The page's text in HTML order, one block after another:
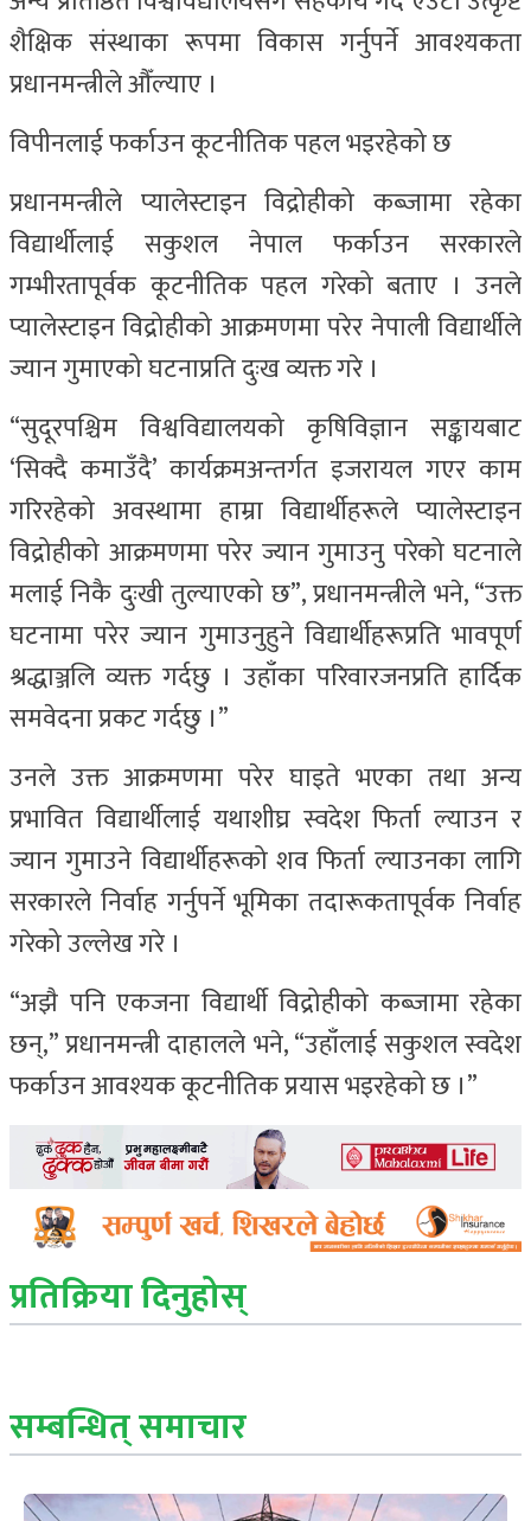
शैक्षिक संस्थाका रूपमा विकास गर्नुपर्ने आवश्यकता
प्रधानमन्त्रीले औँल्याए ।
विपीनलाई फर्काउन कूटनीतिक पहल भइरहेको छ
प्रधानमन्त्रीले प्यालेस्टाइन विद्रोहीको कब्जामा रहेका
विद्यार्थीलाई सकुशल नेपाल फर्काउन सरकारले
गम्भीरतापूर्वक कूटनीतिक पहल गरेको बताए । उनले
प्यालेस्टाइन विद्रोहीको आक्रमणमा परेर नेपाली विद्यार्थीले
ज्यान गुमाएको घटनाप्रति दुःख व्यक्त गरे ।
“सुदूरपश्चिम विश्वविद्यालयको कृषिविज्ञान सङ्कायबाट
‘सिक्दै कमाउँदै’ कार्यक्रमअन्तर्गत इजरायल गएर काम
गरिरहेको अवस्थामा हाम्रा विद्यार्थीहरूले प्यालेस्टाइन
विद्रोहीको आक्रमणमा परेर ज्यान गुमाउनु परेको घटनाले
मलाई निकै दुःखी तुल्याएको छ”, प्रधानमन्त्रीले भने, “उक्त
घटनामा परेर ज्यान गुमाउनुहुने विद्यार्थीहरूप्रति भावपूर्ण
श्रद्धाञ्जलि व्यक्त गर्दछु । उहाँका परिवारजनप्रति हार्दिक
समवेदना प्रकट गर्दछु ।”
उनले उक्त आक्रमणमा परेर घाइते भएका तथा अन्य
प्रभावित विद्यार्थीलाई यथाशीघ्र स्वदेश फिर्ता ल्याउन र
ज्यान गुमाउने विद्यार्थीहरूको शव फिर्ता ल्याउनका लागि
सरकारले निर्वाह गर्नुपर्ने भूमिका तदारूकतापूर्वक निर्वाह
गरेको उल्लेख गरे ।
“अझै पनि एकजना विद्यार्थी विद्रोहीको कब्जामा रहेका
छन्,” प्रधानमन्त्री दाहालले भने, “उहाँलाई सकुशल स्वदेश
फर्काउन आवश्यक कूटनीतिक प्रयास भइरहेको छ ।”
प्रतिक्रिया दिनुहोस्
सम्बन्धित् समाचार